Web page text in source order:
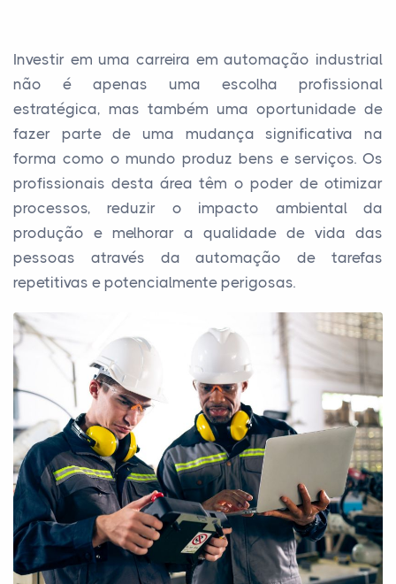
Investir em uma carreira em automação industrial
não é apenas uma escolha profissional
estratégica, mas também uma oportunidade de
fazer parte de uma mudança significativa na
forma como o mundo produz bens e serviços. Os
profissionais desta área têm o poder de otimizar
processos, reduzir o impacto ambiental da
produção e melhorar a qualidade de vida das
pessoas através da automação de tarefas
repetitivas e potencialmente perigosas.